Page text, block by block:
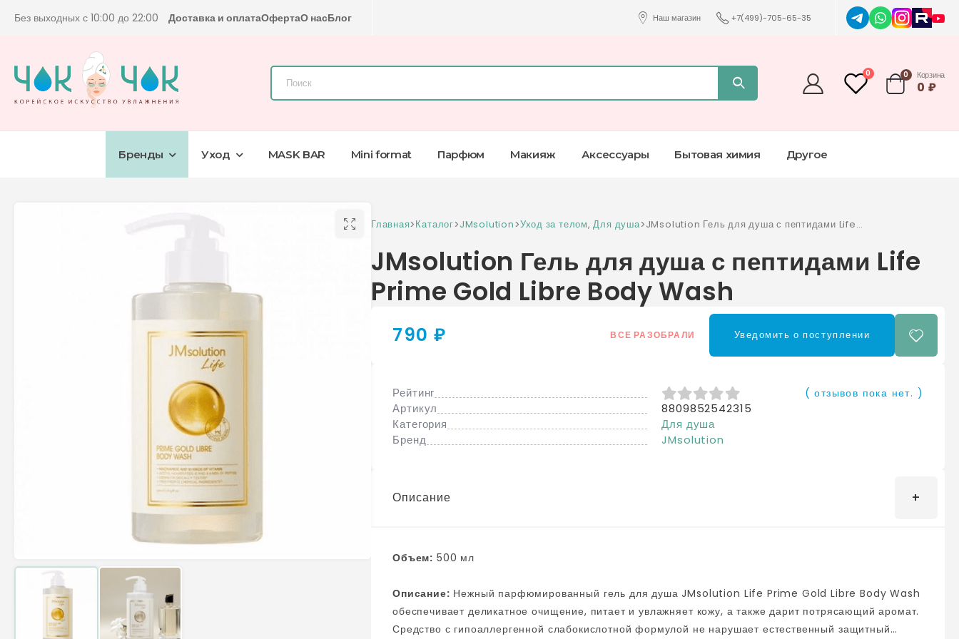
Без выходных с 10:00 до 22:00 Доставка и оплатаОфертаО насБлог Наш магазин +7(499)-705-65-35
0 0 Корзина
0 ₽
Бренды Уход MASK BAR Mini format Парфюм Макияж Аксессуары Бытовая химия Другое
Главная>Каталог>JMsolution>Уход за телом,Для душа>JMsolution Гель для душа с пептидами Life
JMsolution Гель для душа с пептидами Life
Prime Gold Libre Body Wash
790 ₽ ВСЕ РАЗОБРАЛИ Уведомить о поступлении
Рейтинг
0из 5
( отзывов пока нет. )
Артикул
8809852542315
Категория
Для душа
Бренд
JMsolution
Описание
Объем: 500 мл
Описание:
обеспечивает деликатное очищение, питает и увлажняет кожу, а также дарит потрясающий аромат.
Средство с гипоаллергенной слабокислотной формулой не нарушает естественный защитный